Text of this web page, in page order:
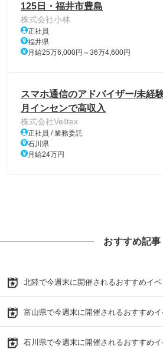
125日・福井市豊島
株式会社小林
正社員
福井県
月給25万6,000円～36万4,600円
スマホ通信のアドバイザー/未経
月インセンで高収入
株式会社Velltex
正社員 / 業務委託
石川県
月給24万円
おすすめ記事
北陸で今週末に開催されるおすすめイ
富山県で今週末に開催されるおすすめ
石川県で今週末に開催されるおすすめ